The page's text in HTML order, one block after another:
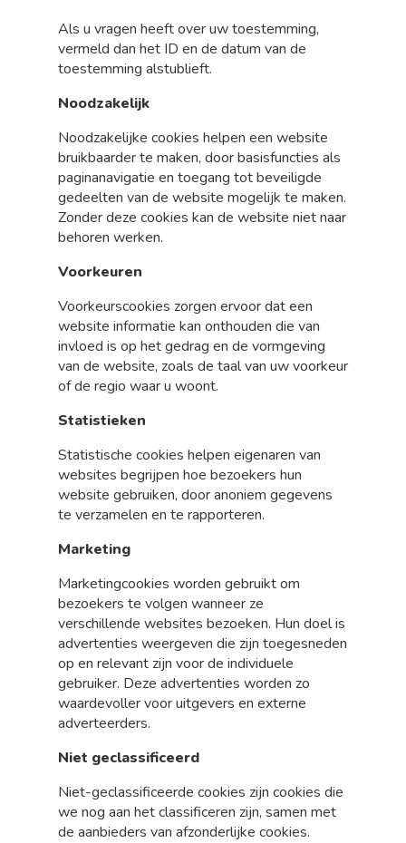
Als u vragen heeft over uw toestemming,
vermeld dan het ID en de datum van de
toestemming alstublieft.
Noodzakelijk
Noodzakelijke cookies helpen een website
bruikbaarder te maken, door basisfuncties als
paginanavigatie en toegang tot beveiligde
gedeelten van de website mogelijk te maken.
Zonder deze cookies kan de website niet naar
behoren werken.
Voorkeuren
Voorkeurscookies zorgen ervoor dat een
website informatie kan onthouden die van
invloed is op het gedrag en de vormgeving
van de website, zoals de taal van uw voorkeur
of de regio waar u woont.
Statistieken
Statistische cookies helpen eigenaren van
websites begrijpen hoe bezoekers hun
website gebruiken, door anoniem gegevens
te verzamelen en te rapporteren.
Marketing
Marketingcookies worden gebruikt om
bezoekers te volgen wanneer ze
verschillende websites bezoeken. Hun doel is
advertenties weergeven die zijn toegesneden
op en relevant zijn voor de individuele
gebruiker. Deze advertenties worden zo
waardevoller voor uitgevers en externe
adverteerders.
Niet geclassificeerd
Niet-geclassificeerde cookies zijn cookies die
we nog aan het classificeren zijn, samen met
de aanbieders van afzonderlijke cookies.